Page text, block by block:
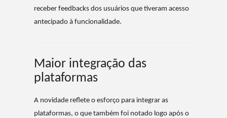
receber feedbacks dos usuários que tiveram acesso
antecipado à funcionalidade.
Maior integração das
plataformas
A novidade reflete o esforço para integrar as
plataformas, o que também foi notado logo após o